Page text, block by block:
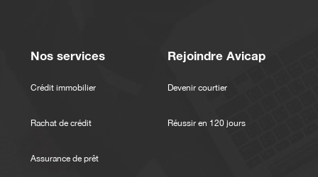
Nos services
Crédit immobilier
Rachat de crédit
Assurance de prêt
Rejoindre Avicap
Devenir courtier
Réussir en 120 jours